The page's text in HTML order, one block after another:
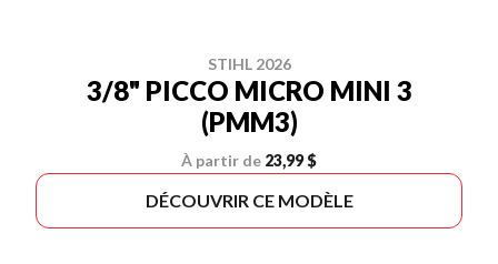
STIHL 2026
3/8" PICCO MICRO MINI 3
(PMM3)
À partir de 23,99 $
DÉCOUVRIR CE MODÈLE